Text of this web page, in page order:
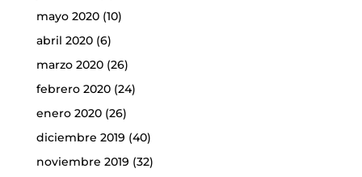
mayo 2020(10)
abril 2020(6)
marzo 2020(26)
febrero 2020(24)
enero 2020(26)
diciembre 2019 (40)
noviembre 2019 (32)